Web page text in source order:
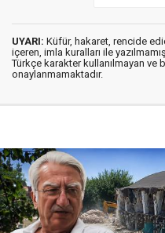
UYARI: Küfür, hakaret, rencide
içeren, imla kuralları ile
Türkçe karakter kullanılmayan ve
onaylanmamaktadır.